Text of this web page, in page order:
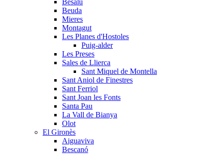
Besalú
Beuda
Mieres
Montagut
Les Planes d'Hostoles
Puig-alder
Les Preses
Sales de Llierca
Sant Miquel de Montella
Sant Aniol de Finestres
Sant Ferriol
Sant Joan les Fonts
Santa Pau
La Vall de Bianya
Olot
El Gironès
Aiguaviva
Bescanó